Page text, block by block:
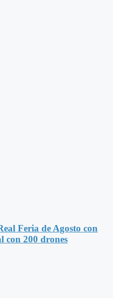
Feria de Agosto con
con 200 drones